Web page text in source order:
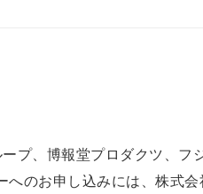
プ、博報堂プロダクツ、
へのお申し込みには、株式